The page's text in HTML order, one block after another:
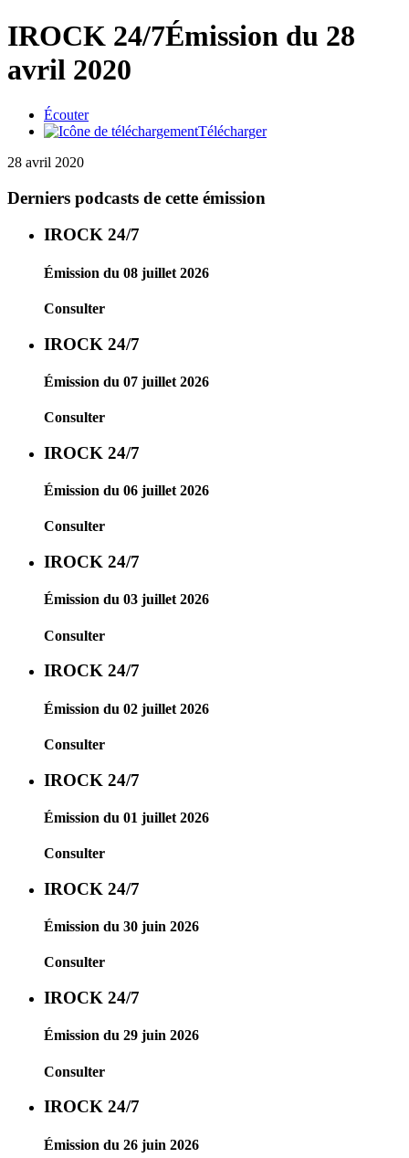
IROCK 24/7Émission du 28
avril 2020
Écouter
Télécharger
28 avril 2020
Derniers podcasts de cette émission
IROCK 24/7
Émission du 08 juillet 2026
Consulter
IROCK 24/7
Émission du 07 juillet 2026
Consulter
IROCK 24/7
Émission du 06 juillet 2026
Consulter
IROCK 24/7
Émission du 03 juillet 2026
Consulter
IROCK 24/7
Émission du 02 juillet 2026
Consulter
IROCK 24/7
Émission du 01 juillet 2026
Consulter
IROCK 24/7
Émission du 30 juin 2026
Consulter
IROCK 24/7
Émission du 29 juin 2026
Consulter
IROCK 24/7
Émission du 26 juin 2026